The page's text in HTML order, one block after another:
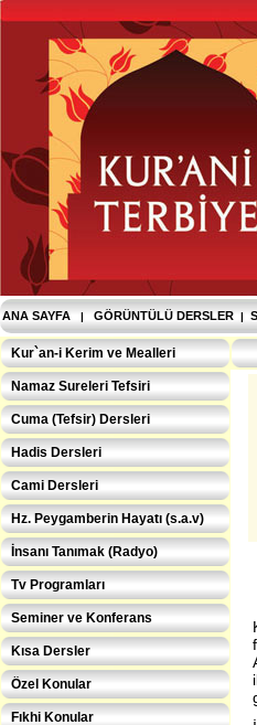
ANA SAYFA | GÖRÜNTÜLÜ DERSLER |
Kur`an-i Kerim ve Mealleri
Namaz Sureleri Tefsiri
Cuma (Tefsir) Dersleri
Hadis Dersleri
Cami Dersleri
Hz. Peygamberin Hayatı (s.a.v)
İnsanı Tanımak (Radyo)
Tv Programları
Seminer ve Konferans
Kısa Dersler
Özel Konular
Fıkhi Konular